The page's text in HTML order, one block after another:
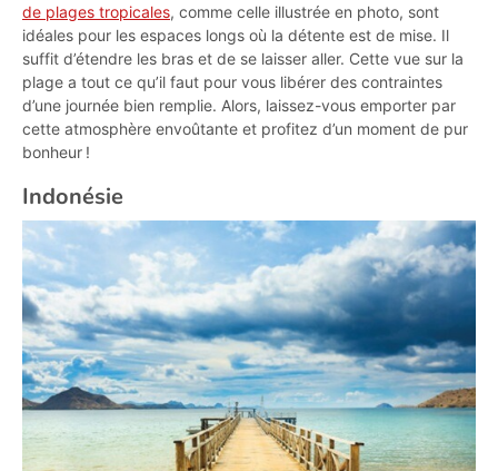
de plages tropicales, comme celle illustrée en photo, sont
idéales pour les espaces longs où la détente est de mise. Il
suffit d’étendre les bras et de se laisser aller. Cette vue sur la
plage a tout ce qu’il faut pour vous libérer des contraintes
d’une journée bien remplie. Alors, laissez-vous emporter par
cette atmosphère envoûtante et profitez d’un moment de pur
bonheur !
Indonésie